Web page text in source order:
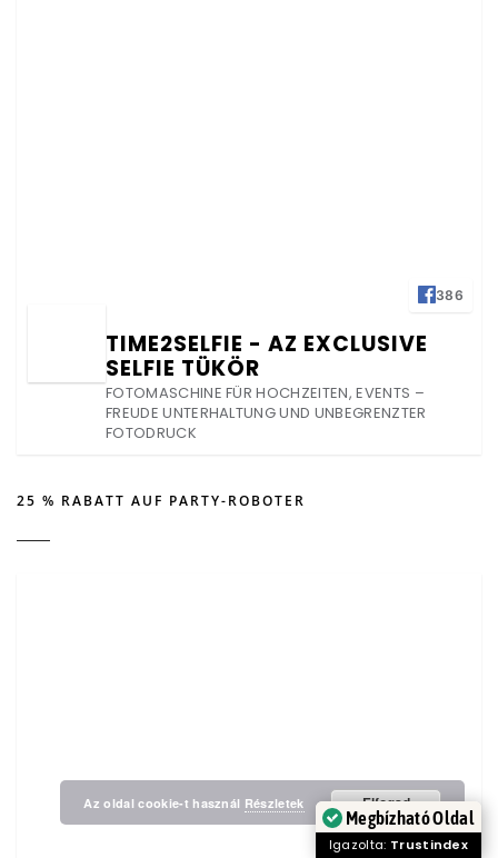
386
TIME2SELFIE - AZ EXCLUSIVE
SELFIE TÜKÖR
FOTOMASCHINE FÜR HOCHZEITEN, EVENTS –
FREUDE UNTERHALTUNG UND UNBEGRENZTER
FOTODRUCK
25 % RABATT AUF PARTY-ROBOTER
Az oldal cookie-t használ Részletek Elfogad
Megbízható Oldal
Igazolta: Trustindex